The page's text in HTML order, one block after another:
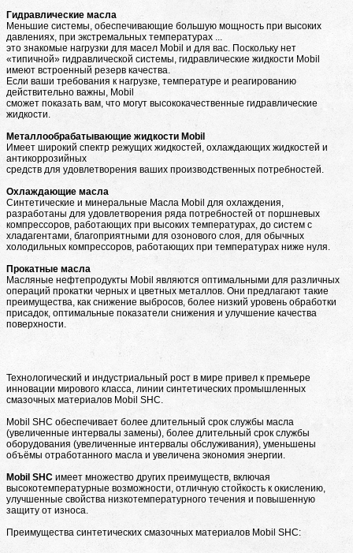
Гидравлические масла
Меньшие системы, обеспечивающие большую мощность при высоких
давлениях, при экстремальных температурах ...
это знакомые нагрузки для масел Mobil и для вас. Поскольку нет
«типичной» гидравлической системы, гидравлические жидкости Mobil
имеют встроенный резерв качества.
Если ваши требования к нагрузке, температуре и реагированию
действительно важны, Mobil
сможет показать вам, что могут высококачественные гидравлические
жидкости.
Металлообрабатывающие жидкости Mobil
Имеет широкий спектр режущих жидкостей, охлаждающих жидкостей и
антикоррозийных
средств для удовлетворения ваших производственных потребностей.
Охлаждающие масла
Синтетические и минеральные Масла Mobil для охлаждения,
разработаны для удовлетворения ряда потребностей от поршневых
компрессоров, работающих при высоких температурах, до систем с
хладагентами, благоприятными для озонового слоя, для обычных
холодильных компрессоров, работающих при температурах ниже нуля.
Прокатные масла
Масляные нефтепродукты Mobil являются оптимальными для различных
операций прокатки черных и цветных металлов. Они предлагают такие
преимущества, как снижение выбросов, более низкий уровень обработки
присадок, оптимальные показатели снижения и улучшение качества
поверхности.
Технологический и индустриальный рост в мире привел к премьере
инновации мирового класса, линии синтетических промышленных
смазочных материалов Mobil SHC.
Mobil SHC обеспечивает более длительный срок службы масла
(увеличенные интервалы замены), более длительный срок службы
оборудования (увеличенные интервалы обслуживания), уменьшены
объёмы отработанного масла и увеличена экономия энергии.
Mobil SHC имеет множество других преимуществ, включая
высокотемпературные возможности, отличную стойкость к окислению,
улучшенные свойства низкотемпературного течения и повышенную
защиту от износа.
Преимущества синтетических смазочных материалов Mobil SHC: